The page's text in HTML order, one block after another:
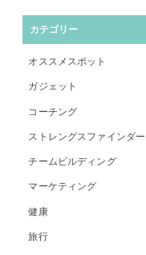
カテゴリー
オススメスポット
ガジェット
コーチング
ストレングスファインダー
チームビルディング
マーケティング
健康
旅行